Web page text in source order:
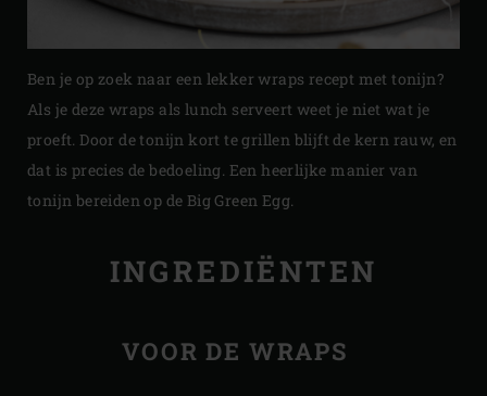
Ben je op zoek naar een lekker wraps recept met tonijn?
Als je deze wraps als lunch serveert weet je niet wat je
proeft. Door de tonijn kort te grillen blijft de kern rauw, en
dat is precies de bedoeling. Een heerlijke manier van
tonijn bereiden op de Big Green Egg.
INGREDIËNTEN
VOOR DE WRAPS